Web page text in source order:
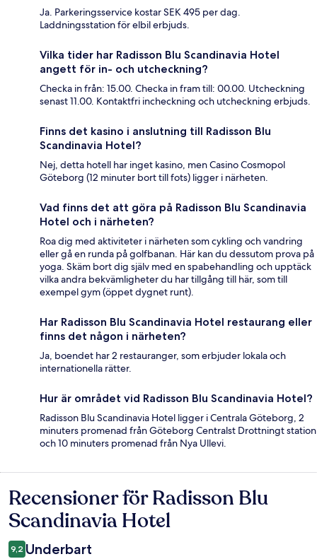
Ja. Parkeringsservice kostar SEK 495 per dag.
Laddningsstation för elbil erbjuds.
Vilka tider har Radisson Blu Scandinavia Hotel
angett för in- och utcheckning?
Checka in från: 15.00. Checka in fram till: 00.00. Utcheckning
senast 11.00. Kontaktfri incheckning och utcheckning erbjuds.
Finns det kasino i anslutning till Radisson Blu
Scandinavia Hotel?
Nej, detta hotell har inget kasino, men Casino Cosmopol
Göteborg (12 minuter bort till fots) ligger i närheten.
Vad finns det att göra på Radisson Blu Scandinavia
Hotel och i närheten?
Roa dig med aktiviteter i närheten som cykling och vandring
eller gå en runda på golfbanan. Här kan du dessutom prova på
yoga. Skäm bort dig själv med en spabehandling och upptäck
vilka andra bekvämligheter du har tillgång till här, som till
exempel gym (öppet dygnet runt).
Har Radisson Blu Scandinavia Hotel restaurang eller
finns det någon i närheten?
Ja, boendet har 2 restauranger, som erbjuder lokala och
internationella rätter.
Hur är området vid Radisson Blu Scandinavia Hotel?
Radisson Blu Scandinavia Hotel ligger i Centrala Göteborg, 2
minuters promenad från Göteborg Centralst Drottningt station
och 10 minuters promenad från Nya Ullevi.
Recensioner
Recensioner för Radisson Blu
Scandinavia Hotel
9,2 Underbart